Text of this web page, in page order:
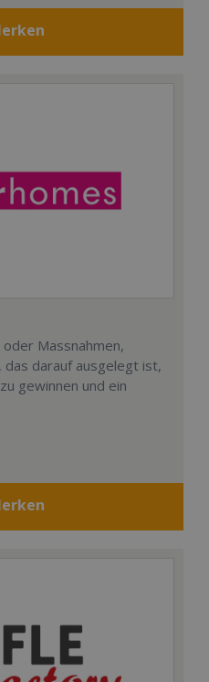
Massnahmen,
das darauf ausgelegt ist,
gewinnen und ein